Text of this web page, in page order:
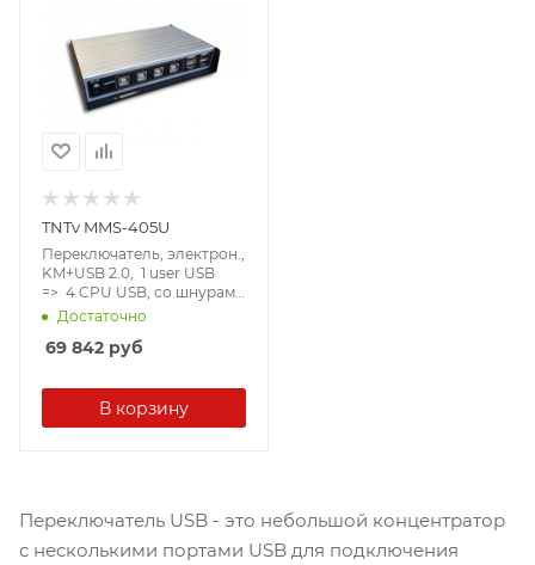
TNTv MMS-405U
Переключатель, электрон.,
KM+USB 2.0, 1 user USB
=> 4 CPU USB, со шнурами
USB 4х1.2м., ~, настольный/
настенный, , без OSD,
каскад. до 4-х устройств,
питание USB устройств -
4х500mA) [TNTv/TNT MMS-
405U]
Достаточно
69 842 руб
В корзину
Переключатель USB - это небольшой концентратор
с несколькими портами USB для подключения